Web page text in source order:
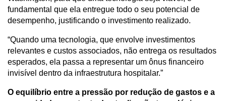
fundamental que ela entregue todo o seu potencial de
desempenho, justificando o investimento realizado.
“Quando uma tecnologia, que envolve investimentos
relevantes e custos associados, não entrega os resultados
esperados, ela passa a representar um ônus financeiro
invisível dentro da infraestrutura hospitalar.”
O equilíbrio entre a pressão por redução de gastos e a